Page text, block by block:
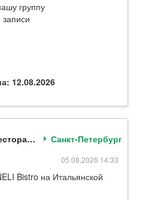
группу
12.08.2026
Грузинский ресторан ASKANELI в Солнечном Санкт-Петербург
05.08.2026 14:33
Bistro на Итальянской